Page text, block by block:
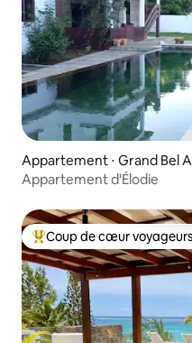
Appartement ⋅ Grand Bel
Appartement d'Élodie
Coups de cœur voyageurs
Coup de cœur voyageurs